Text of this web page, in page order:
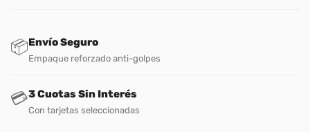
📦Envío Seguro
Empaque reforzado anti-golpes
💳3 Cuotas Sin Interés
Con tarjetas seleccionadas